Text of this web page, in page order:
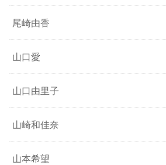
尾崎由香
山口愛
山口由里子
山崎和佳奈
山本希望